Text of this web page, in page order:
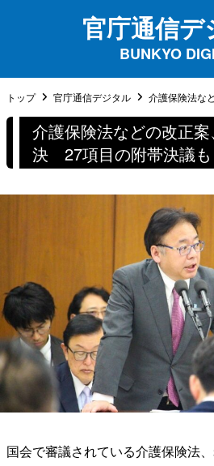
官庁通信デ
BUNKYO
トップ 官庁通信デジタル 介護保険法な
介護保険法などの改正
決 27項目の附帯決議も
国会で審議されている介護保険法